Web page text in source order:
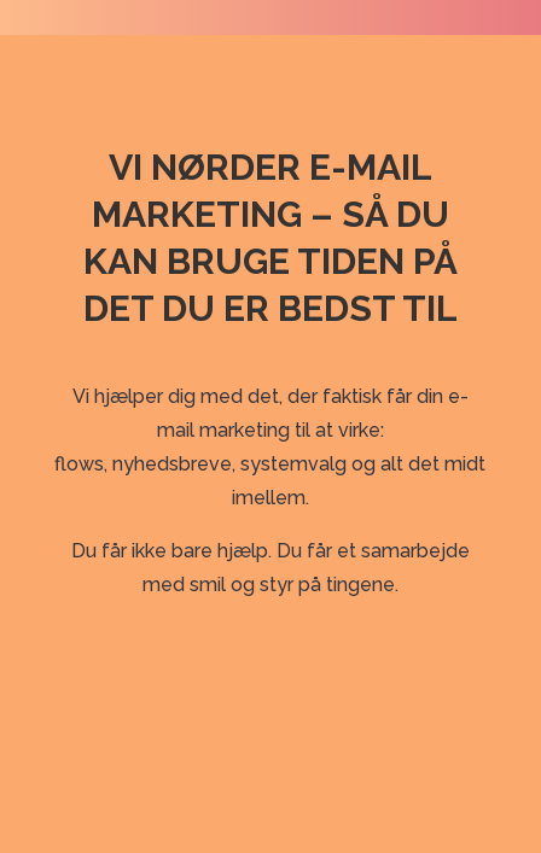
VI NØRDER E-MAIL
MARKETING – SÅ DU
KAN BRUGE TIDEN PÅ
DET DU ER BEDST TIL
Vi hjælper dig med det, der faktisk får din e-
mail marketing til at virke:
flows, nyhedsbreve, systemvalg og alt det midt
imellem.
Du får ikke bare hjælp. Du får et samarbejde
med smil og styr på tingene.